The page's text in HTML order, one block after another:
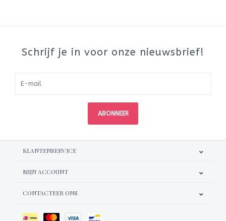
Schrijf je in voor onze nieuwsbrief!
ABONNEER
KLANTENSERVICE
MIJN ACCOUNT
CONTACTEER ONS